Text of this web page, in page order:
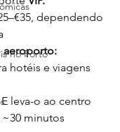
no Porto
dependendo
aeroporto:
hotéis e viagens
leva-o ao centro
minutos